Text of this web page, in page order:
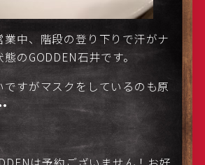
業中、階段の登り下りで汗がナ
のGODDEN石井です。
ですがマスクをしているのも原